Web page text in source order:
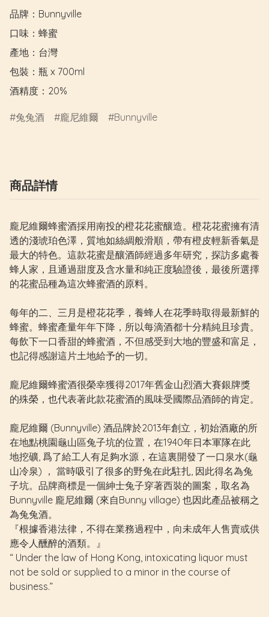
品牌：Bunnyville
口味：蜂蜜
產地：台灣
包裝：瓶 x 700ml
酒精度：20%
兔兔酒 龐尼維爾 Bunnyville
商品詳情
龐尼維爾蜂蜜酒採用南投的橙花花蜜釀造。橙花花蜜擁有清
透的淺琥珀色澤，質地如絲綢般滑順，帶有橙皮輕新香氣是
最大的特色。這款花蜜是釀酒師經過多年研究，探訪多處養
蜂人家，且通過甜度及含水量和純正度驗證後，最後所選擇
的花蜜品種為這次蜂蜜酒的原料。
每年的二、三月是橙花花季，養蜂人在花季時取得最新鮮的
蜂蜜。蜂蜜產量年年下降，所以每滴酒都十分精純且珍貴。
每飲下一口香甜的蜂蜜酒，不但感受到大地的豐盛和富足，
也記得感謝這片土地給予的一切。
龐尼維爾蜂蜜酒很榮幸獲得2017年舊金山烈酒大賽銀牌獎
的殊榮，也代表著此款花蜜酒的風味受國際品酒師的肯定。
龐尼維爾 (Bunnyville) 酒品牌於2013年創立，初始酒廠的所
在地點桃園龜山區兔子坑的位置，在1940年日本軍隊在此
地挖礦, 爲了給工人有足夠水源，在這裏開發了一口泉水(龜
山冷泉) ， 當時吸引了很多的野兔在此駐扎, 因此得名為兔
子坑。品牌商標是一個紳士兔子穿著西裝的圖案，取名為
Bunnyville 龐尼維爾 (來自Bunny village) 也因此產品被稱之
為兔兔酒。
『根據香港法律，不得在業務過程中，向未成年人售賣或供
應令人醺醉的酒類。』
“ Under the law of Hong Kong, intoxicating liquor must
not be sold or supplied to a minor in the course of
business.”